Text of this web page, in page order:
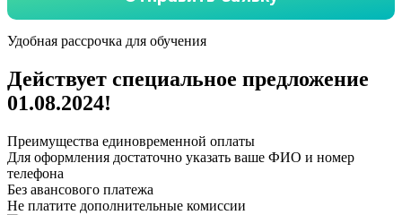
Удобная рассрочка для обучения
Действует специальное предложение
01.08.2024!
Преимущества единовременной оплаты
Для оформления достаточно указать ваше ФИО и номер
телефона
Без авансового платежа
Не платите дополнительные комиссии